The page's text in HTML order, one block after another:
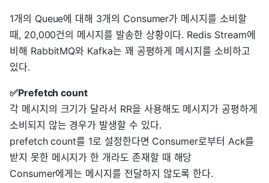
1개의 Queue에 대해 3개의 Consumer가 메시지를 소비할
때, 20,000건의 메시지를 발송한 상황이다. Redis Stream에
비해 RabbitMQ와 Kafka는 꽤 공평하게 메시지를 소비하고
있다.
✅Prefetch count
각 메시지의 크기가 달라서 RR을 사용해도 메시지가 공평하게
소비되지 않는 경우가 발생할 수 있다.
prefetch count를 1로 설정한다면 Consumer로부터 Ack를
받지 못한 메시지가 한 개라도 존재할 때 해당
Consumer에게는 메시지를 전달하지 않도록 한다.